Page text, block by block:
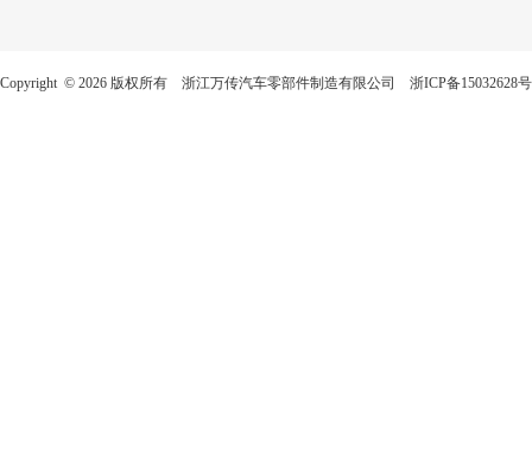
Copyright © 2026 版权所有 浙江万传汽车零部件制造有限公司 浙ICP备15032628